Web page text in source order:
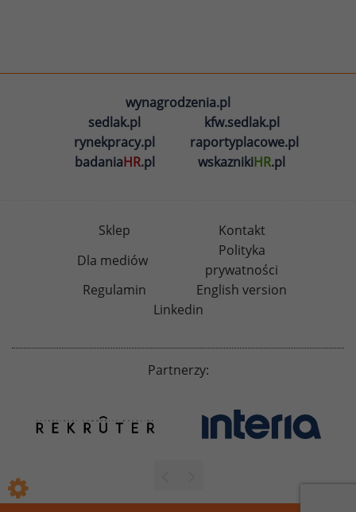
wynagrodzenia.pl
sedlak.pl
kfw.sedlak.pl
rynekpracy.pl
raportyplacowe.pl
badaniaHR.pl wskaznikiHR.pl
Sklep
Kontakt
Dla mediów
Polityka
prywatności
Regulamin
English version
Linkedin
Partnerzy: